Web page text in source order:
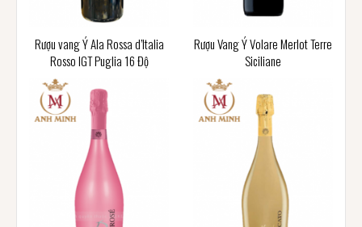
Rượu vang Ý Ala Rossa d’Italia
Rosso IGT Puglia 16 Độ
Rượu Vang Ý Volare Merlot Terre
Siciliane